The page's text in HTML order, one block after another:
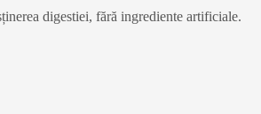
digestiei, fără ingrediente artificiale.